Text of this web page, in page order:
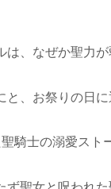
は、なぜか聖力
と、お祭りの日
騎士の溺愛スト